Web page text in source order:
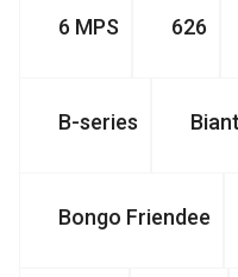
6 MPS 626
B-series
Bongo Friendee